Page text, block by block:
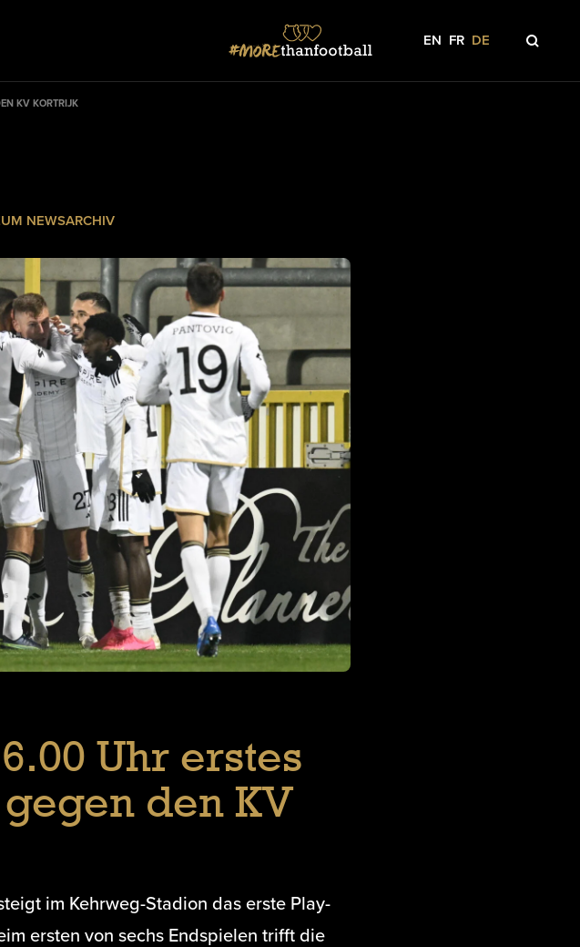
EN FR DE
KV KORTRIJK
NEWSARCHIV
Uhr erstes
den KV
im Kehrweg-Stadion das erste Play-
ersten von sechs Endspielen trifft die